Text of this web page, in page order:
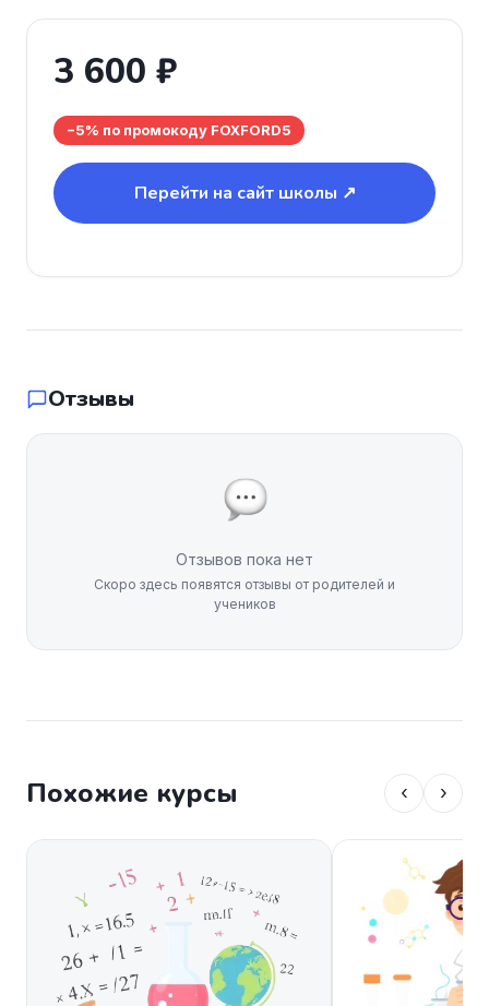
3 600 ₽
−5% по промокоду FOXFORD5
Перейти на сайт школы ↗
Отзывы
Отзывов пока нет
Скоро здесь появятся отзывы от родителей и
учеников
Похожие курсы ‹ ›